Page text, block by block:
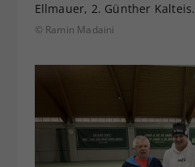
Ellmauer, 2. Günther Kalteis.
© Ramin Madaini